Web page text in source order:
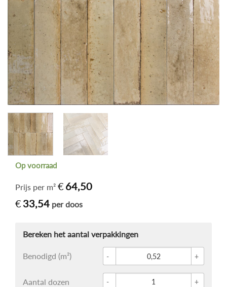
Prijs per m² € 64,50
€ 33,54 per doos
Op voorraad
Benodigd (m²) Glace
Aantal dozen